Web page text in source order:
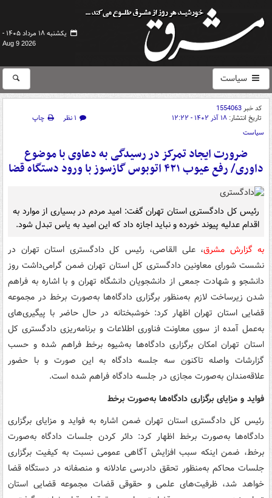
یکشنبه ۱۸ مرداد ۱۴۰۵ -
Aug 9 2026
سیاست
کد خبر1554063
تاریخ انتشار: ۱۸ آذر ۱۴۰۲ - ۱۲:۲۲ ۱ نظر
چاپ
سیاست
ضرورت ایجاد تمرکز در رسیدگی به دعاوی با موضوع
داوری/ رفع عیوب ۴۲۱ اتوبوس گازسوز با ورود دستگاه قضا
رئیس کل دادگستری استان تهران گفت: امید مردم در بسیاری از موارد به
اقدام عدلیه پیوند خورده و نباید اجازه داد که این امید به یاس تبدل شود.
به گزارش مشرق، علی القاصی، رئیس کل دادگستری استان تهران در
نشست شورای معاونین دادگستری کل استان تهران ضمن گرامی‌داشت روز
دانشجو و شهادت جمعی از دانشجویان دانشگاه تهران و با اشاره به فراهم
شدن زیرساخت لازم به‌منظور برگزاری دادگاه‌ها به‌صورت برخط در مجموعه
قضایی استان تهران اظهار کرد: خوشبختانه در حال حاضر با پیگیری‌های
به‌عمل آمده از سوی معاونت فناوری اطلاعات و برنامه‌ریزی دادگستری کل
استان تهران امکان برگزاری دادگاه‌ها به‌شیوه برخط فراهم شده و حسب
گزارشات واصله تاکنون سه جلسه دادگاه به این صورت و با حضور
علاقه‌مندان به‌صورت مجازی در جلسه دادگاه فراهم شده است.
فواید و مزایای برگزاری دادگاه‌ها به‌صورت برخط
رئیس کل دادگستری استان تهران ضمن اشاره به فواید و مزایای برگزاری
دادگاه‌ها به‌صورت برخط اظهار کرد: دائر کردن جلسات دادگاه به‌صورت
برخط، ضمن اینکه سبب افزایش آگاهی عمومی نسبت به کیفیت برگزاری
جلسات محاکم به‌منظور تحقق دادرسی عادلانه و منصفانه در دستگاه قضا
خواهد شد، ظرفیت‌های علمی و حقوقی قضات مجموعه قضایی استان